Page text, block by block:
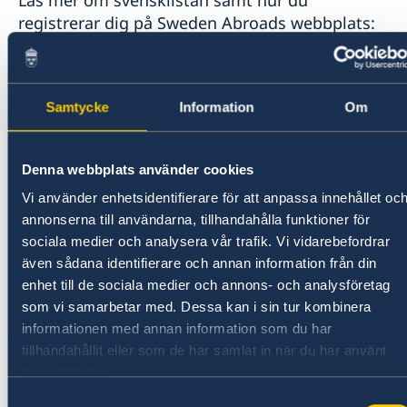
Samtycke Information Om
Denna webbplats använder cookies
Vi använder enhetsidentifierare för att anpassa innehållet och
annonserna till användarna, tillhandahålla funktioner för
sociala medier och analysera vår trafik. Vi vidarebefordrar
även sådana identifierare och annan information från din
enhet till de sociala medier och annons- och analysföretag
som vi samarbetar med. Dessa kan i sin tur kombinera
informationen med annan information som du har
tillhandahållit eller som de har samlat in när du har använt
registrerar dig på Sweden Abroads webbplats:
Svensklistan
Håll kontakten med dina anhöriga
boende, resesällskap samt om hur du kommer
vara nåbar under vistelsen.
Läs mer om UD:s reseinformation på
Regeringens webbplats:
UD:s reseinformation
Terrorism
Det finns en ökad risk för bombattentat i
Ecuador, främst med kopplingar till organiserad